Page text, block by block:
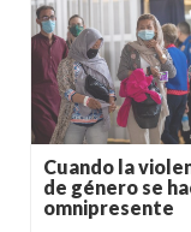
Cuando la
de género se
omnipresente